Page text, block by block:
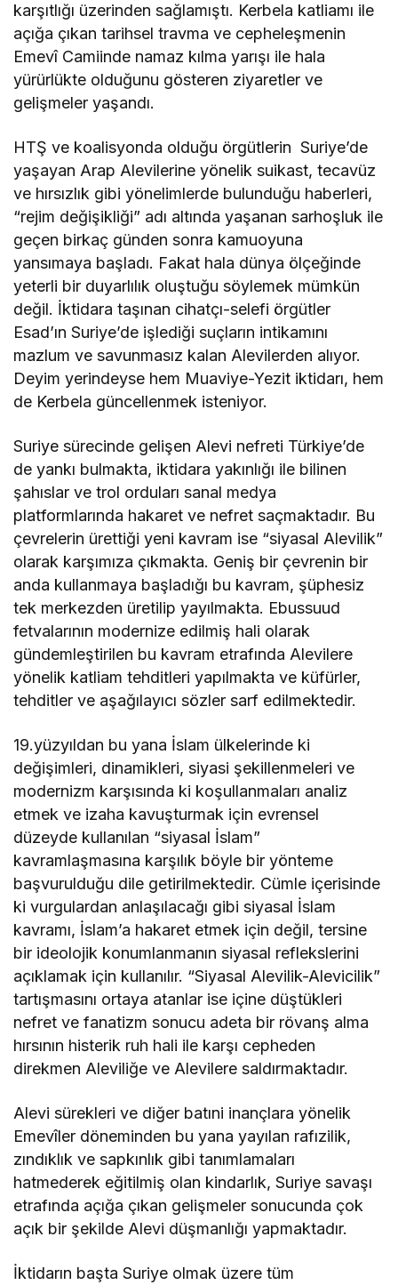
karşıtlığı üzerinden sağlamıştı. Kerbela katliamı ile
açığa çıkan tarihsel travma ve cepheleşmenin
Emevî Camiinde namaz kılma yarışı ile hala
yürürlükte olduğunu gösteren ziyaretler ve
gelişmeler yaşandı.
HTŞ ve koalisyonda olduğu örgütlerin Suriye’de
yaşayan Arap Alevilerine yönelik suikast, tecavüz
ve hırsızlık gibi yönelimlerde bulunduğu haberleri,
“rejim değişikliği” adı altında yaşanan sarhoşluk ile
geçen birkaç günden sonra kamuoyuna
yansımaya başladı. Fakat hala dünya ölçeğinde
yeterli bir duyarlılık oluştuğu söylemek mümkün
değil. İktidara taşınan cihatçı-selefi örgütler
Esad’ın Suriye’de işlediği suçların intikamını
mazlum ve savunmasız kalan Alevilerden alıyor.
Deyim yerindeyse hem Muaviye-Yezit iktidarı, hem
de Kerbela güncellenmek isteniyor.
Suriye sürecinde gelişen Alevi nefreti Türkiye’de
de yankı bulmakta, iktidara yakınlığı ile bilinen
şahıslar ve trol orduları sanal medya
platformlarında hakaret ve nefret saçmaktadır. Bu
çevrelerin ürettiği yeni kavram ise “siyasal Alevilik”
olarak karşımıza çıkmakta. Geniş bir çevrenin bir
anda kullanmaya başladığı bu kavram, şüphesiz
tek merkezden üretilip yayılmakta. Ebussuud
fetvalarının modernize edilmiş hali olarak
gündemleştirilen bu kavram etrafında Alevilere
yönelik katliam tehditleri yapılmakta ve küfürler,
tehditler ve aşağılayıcı sözler sarf edilmektedir.
19.yüzyıldan bu yana İslam ülkelerinde ki
değişimleri, dinamikleri, siyasi şekillenmeleri ve
modernizm karşısında ki koşullanmaları analiz
etmek ve izaha kavuşturmak için evrensel
düzeyde kullanılan “siyasal İslam”
kavramlaşmasına karşılık böyle bir yönteme
başvurulduğu dile getirilmektedir. Cümle içerisinde
ki vurgulardan anlaşılacağı gibi siyasal İslam
kavramı, İslam’a hakaret etmek için değil, tersine
bir ideolojik konumlanmanın siyasal reflekslerini
açıklamak için kullanılır. “Siyasal Alevilik-Alevicilik”
tartışmasını ortaya atanlar ise içine düştükleri
nefret ve fanatizm sonucu adeta bir rövanş alma
hırsının histerik ruh hali ile karşı cepheden
direkmen Aleviliğe ve Alevilere saldırmaktadır.
Alevi sürekleri ve diğer batıni inançlara yönelik
Emevîler döneminden bu yana yayılan rafızilik,
zındıklık ve sapkınlık gibi tanımlamaları
hatmederek eğitilmiş olan kindarlık, Suriye savaşı
etrafında açığa çıkan gelişmeler sonucunda çok
açık bir şekilde Alevi düşmanlığı yapmaktadır.
İktidarın başta Suriye olmak üzere tüm